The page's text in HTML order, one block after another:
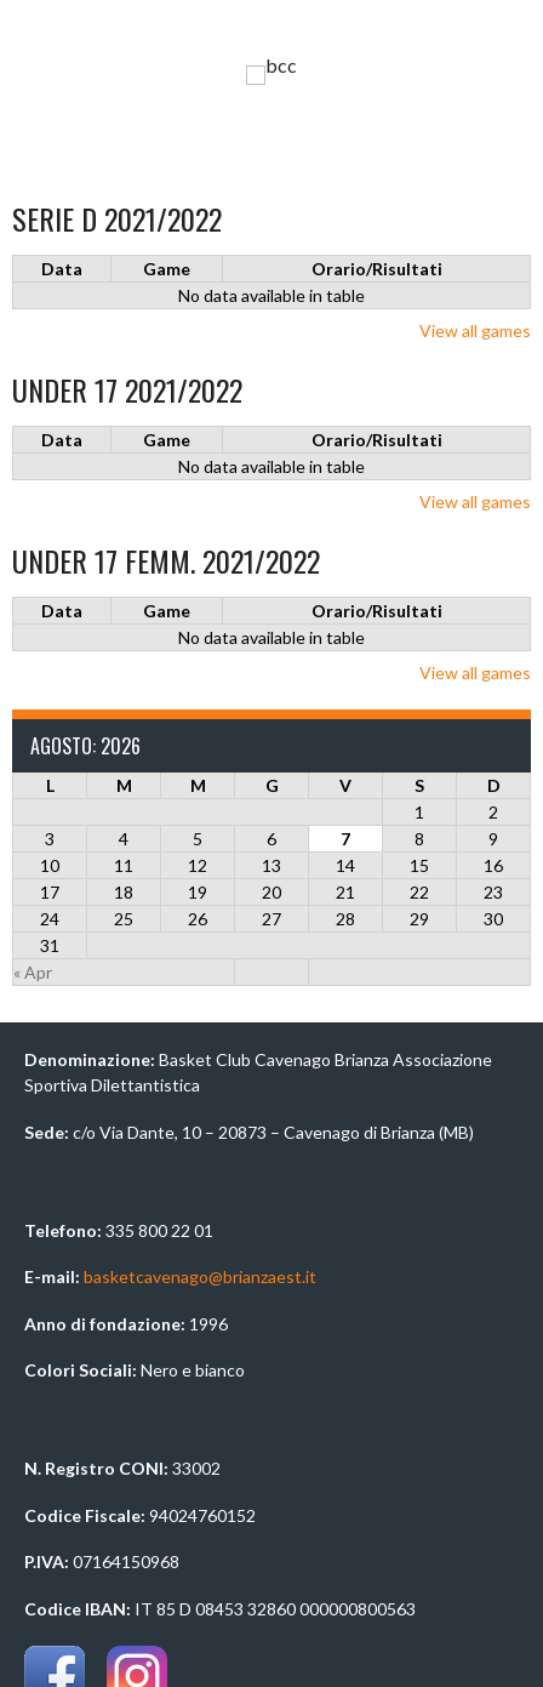
SERIE D 2021/2022
Data Game
Orario/Risultati
No data available in table
View all games
UNDER 17 2021/2022
Data Game
Orario/Risultati
No data available in table
View all games
UNDER 17 FEMM. 2021/2022
Data Game
Orario/Risultati
No data available in table
View all games
AGOSTO: 2026
L M M G V S D
« Apr
1
2
3
4 5 6 7 8
9
10
11 12 13 14 15
16
17
18 19 20 21 22
23
24
25 26 27 28 29
30
31
Denominazione: Basket Club Cavenago Brianza Associazione
Sportiva Dilettantistica
Sede: c/o Via Dante, 10 – 20873 – Cavenago di Brianza (MB)
Telefono: 335 800 22 01
E-mail: basketcavenago@brianzaest.it
Anno di fondazione: 1996
Colori Sociali: Nero e bianco
N. Registro CONI: 33002
Codice Fiscale: 94024760152
P.IVA: 07164150968
Codice IBAN: IT 85 D 08453 32860 000000800563